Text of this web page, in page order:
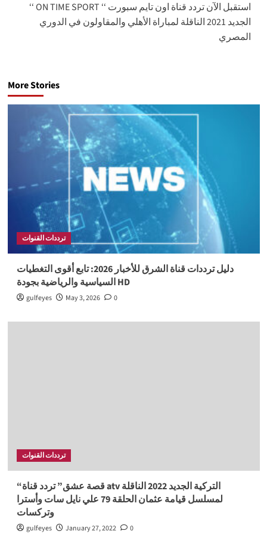
استقبل الآن تردد قناة اون تايم سبورت ‘‘ ON TIME SPORT ‘‘
الجديد 2021 الناقلة لمباراة الأهلي والمقاولون في الدوري
المصري
More Stories
ترددات القنوات
دليل ترددات قناة الشرق للأخبار 2026: تابع أقوى التغطيات
السياسية والرياضية بجودة HD
gulfeyes May 3, 2026 0
ترددات القنوات
“قصة عشق” تردد قناة atv التركية الجديد 2022 الناقلة
لمسلسل قيامة عثمان الحلقة 79 علي نايل سات وأسترا
وتركسات
gulfeyes January 27, 2022 0